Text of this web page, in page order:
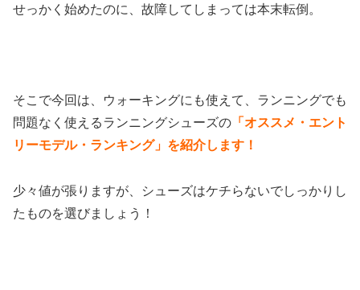
せっかく始めたのに、故障してしまっては本末転倒。
そこで今回は、ウォーキングにも使えて、ランニングでも
問題なく使えるランニングシューズの 「オススメ・エント
リーモデル・ランキング」を紹介します！
少々値が張りますが、シューズはケチらないでしっかりし
たものを選びましょう！